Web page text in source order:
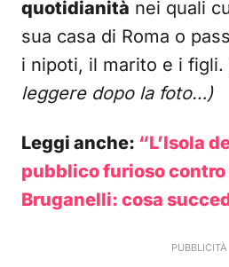
quotidianità nei quali
sua casa di Roma o
i nipoti, il marito e i figli.
leggere dopo la foto…)
Leggi anche: “L’Isola
pubblico furioso contro
Bruganelli: cosa